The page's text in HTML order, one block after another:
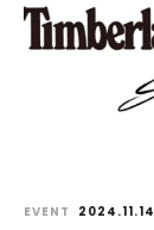
EVENT 2024.11.14